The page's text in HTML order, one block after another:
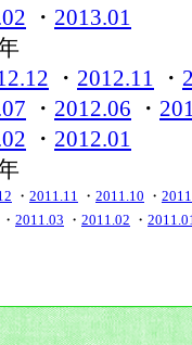
・ 2013.01
・ 2012.11 ・
・ 2012.06 ・
・ 2012.01
・ 2011.11 ・ 2011.10 ・
・ 2011.03 ・ 2011.02 ・